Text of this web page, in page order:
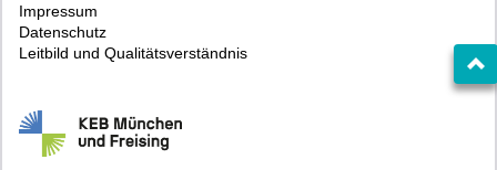
Impressum
Datenschutz
Leitbild und Qualitätsverständnis